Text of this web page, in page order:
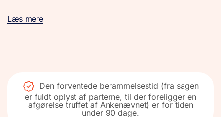
Læs mere
Den forventede berammelsestid (fra sagen
er fuldt oplyst af parterne, til der foreligger en
afgørelse truffet af Ankenævnet) er for tiden
under 90 dage.